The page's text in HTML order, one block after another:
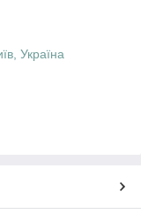
Україна